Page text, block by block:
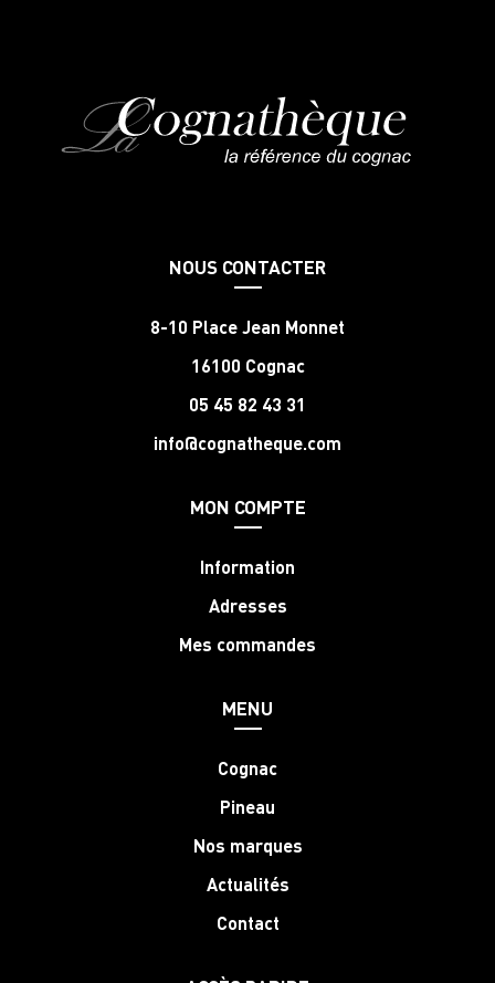
NOUS CONTACTER
8-10 Place Jean Monnet
16100 Cognac
05 45 82 43 31
info@cognatheque.com
MON COMPTE
Information
Adresses
Mes commandes
MENU
Cognac
Pineau
Nos marques
Actualités
Contact